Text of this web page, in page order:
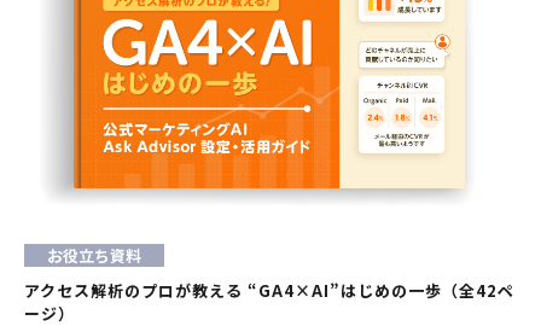
お役立ち資料
アクセス解析のプロが教える “GA4×AI”はじめの一歩（全42ペ
ージ）